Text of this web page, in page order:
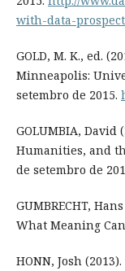
with-data-
GOLD, M. K., ed.
Minneapolis:
setembro de 2015.
GOLUMBIA, David
Humanities, and
de setembro de
GUMBRECHT,
What Meaning
HONN, Josh